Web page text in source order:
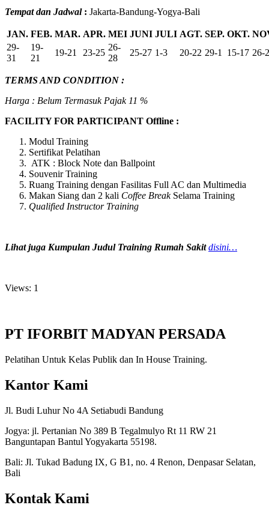
Tempat dan Jadwal: Jakarta-Bandung-Yogya-Bali
JAN. FEB. MAR. APR. MEI JUNI JULI AGT. SEP. OKT.
29-
31
19-
21
19-21 23-25
26-
28
25-27 1-3 20-22 29-1 15-17 26-
TERMS AND CONDITION :
Harga : Belum Termasuk Pajak 11 %
FACILITY FOR PARTICIPANT Offline :
Modul Training
Sertifikat Pelatihan
ATK : Block Note dan Ballpoint
Souvenir Training
Ruang Training dengan Fasilitas Full AC dan Multimedia
Makan Siang dan 2 kali Coffee Break Selama Training
Qualified Instructor Training
Lihat juga Kumpulan Judul Training Rumah Sakitdisini…
Views: 1
PT IFORBIT MADYAN PERSADA
Pelatihan Untuk Kelas Publik dan In House Training.
Kantor Kami
Jl. Budi Luhur No 4A Setiabudi Bandung
Jogya: jl. Pertanian No 389 B Tegalmulyo Rt 11 RW 21
Banguntapan Bantul Yogyakarta 55198.
Bali: Jl. Tukad Badung IX, G B1, no. 4 Renon, Denpasar Selatan,
Bali
Kontak Kami